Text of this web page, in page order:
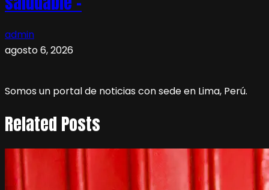
admin
agosto 6, 2026
Somos un portal de noticias con sede en Lima, Perú.
Related Posts